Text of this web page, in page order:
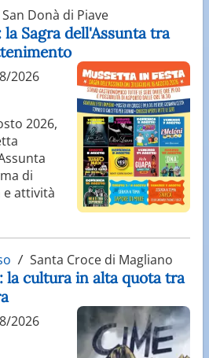
San Donà di Piave
Sagra dell'Assunta tra
2026
2026,
di
e attività
Santa Croce di Magliano
la cultura in alta quota tra
2026